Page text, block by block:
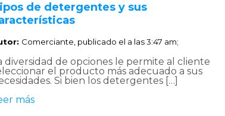
de detergentes y sus
Comerciante, publicado el a las 3:47 am;
diversidad de opciones le permite al cliente
el producto más adecuado a sus
Si bien los detergentes […]
más